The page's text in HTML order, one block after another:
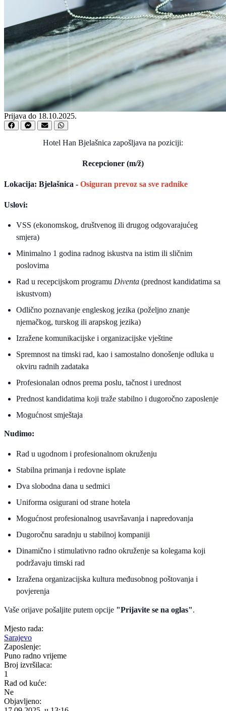
Prijava do 18.10.2025.
Hotel Han Bjelašnica zapošljava na poziciji:
Recepcioner (m/ž)
Lokacija: Bjelašnica - Osiguran prevoz sa sve radnike
Uslovi:
VSS (ekonomskog, društvenog ili drugog odgovarajućeg
smjera)
Minimalno 1 godina radnog iskustva na istim ili sličnim
poslovima
Rad u recepcijskom programu Diventa (prednost kandidatima sa
iskustvom)
Odlično poznavanje engleskog jezika (poželjno znanje
njemačkog, turskog ili arapskog jezika)
Izražene komunikacijske i organizacijske vještine
Spremnost na timski rad, kao i samostalno donošenje odluka u
okviru radnih zadataka
Profesionalan odnos prema poslu, tačnost i urednost
Prednost kandidatima koji traže stabilno i dugoročno zaposlenje
Mogućnost smještaja
Nudimo:
Rad u ugodnom i profesionalnom okruženju
Stabilna primanja i redovne isplate
Dva slobodna dana u sedmici
Uniforma osigurani od strane hotela
Mogućnost profesionalnog usavršavanja i napredovanja
Dugoročnu saradnju u stabilnoj kompaniji
Dinamično i stimulativno radno okruženje sa kolegama koji
podržavaju timski rad
Izražena organizacijska kultura međusobnog poštovanja i
povjerenja
Vaše orijave pošaljite putem opcije "Prijavite se na oglas".
Mjesto rada:
Sarajevo
Zaposlenje:
Puno radno vrijeme
Broj izvršilaca:
1
Rad od kuće:
Ne
Objavljeno: